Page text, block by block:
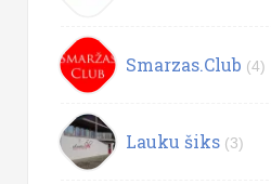
Smarzas.Club (4)
Lauku šiks (3)